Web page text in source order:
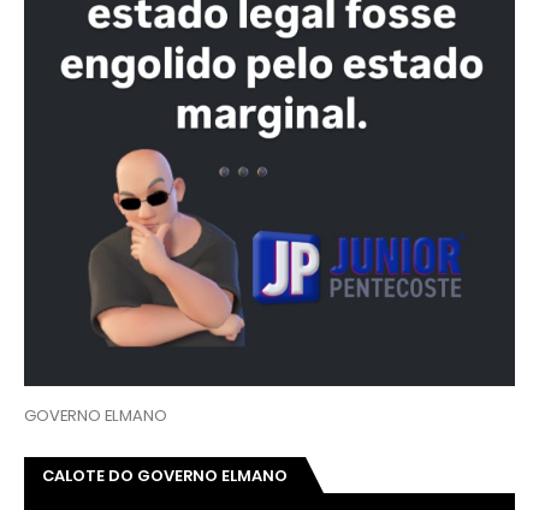
GOVERNO ELMANO
CALOTE DO GOVERNO ELMANO